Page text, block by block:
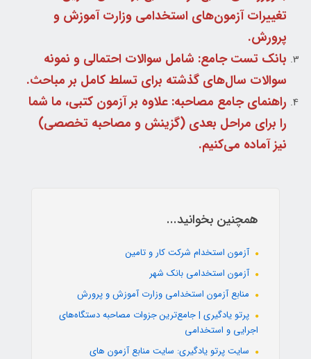
تغییرات آزمون‌های استخدامی وزارت آموزش و
پرورش.
بانک تست جامع: شامل سوالات احتمالی و نمونه
سوالات سال‌های گذشته برای تسلط کامل بر مباحث.
راهنمای جامع مصاحبه: علاوه بر آزمون کتبی، ما شما
را برای مراحل بعدی (گزینش و مصاحبه تخصصی)
نیز آماده می‌کنیم.
همچنین بخوانید...
آزمون استخدام شرکت کار و تامین
آزمون استخدامی بانک شهر
منابع آزمون استخدامی وزارت آموزش و پرورش
پرتو یادگیری | جامع‌ترین جزوات مصاحبه دستگاه‌های
اجرایی و استخدامی
سایت پرتو یادگیری: سایت منابع آزمون های